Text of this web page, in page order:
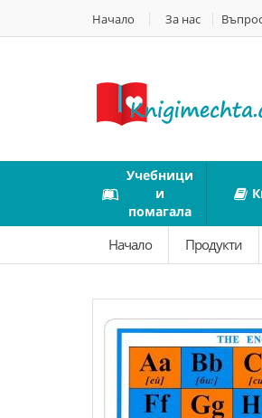
Начало За нас
Учебници
и
помагала
Начало Продукти